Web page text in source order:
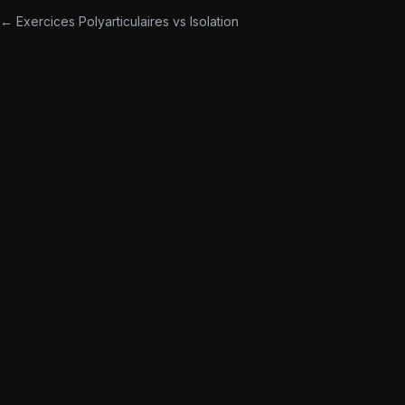
← Exercices Polyarticulaires vs Isolation